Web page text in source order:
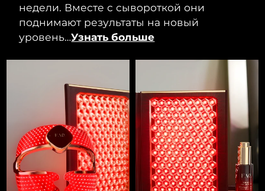
недели. Вместе с сывороткой они
поднимают результаты на новый
уровень…Узнать больше